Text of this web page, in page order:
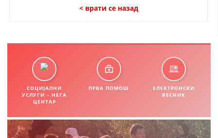
СТАТУТ НА ЦКРМ
РАКОВОДЕН ОДБОР
< врати се назад
СОЦИЈАЛНИ
УСЛУГИ – НЕГА
ЦЕНТАР
ПРВА ПОМОШ
ЕЛЕКТРОНСКИ
ВЕСНИК